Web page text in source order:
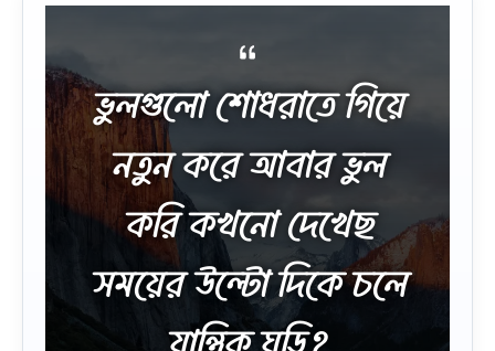
ভুলগুলো শোধরাতে গিয়ে
নতুন করে আবার ভুল
করি কখনো দেখেছ
সময়ের উল্টো দিকে চলে